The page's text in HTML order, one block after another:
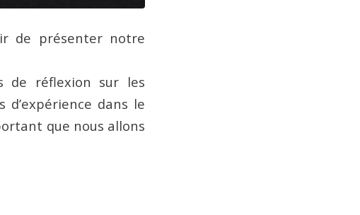
de présenter notre
de réflexion sur les
dans le
que nous allons